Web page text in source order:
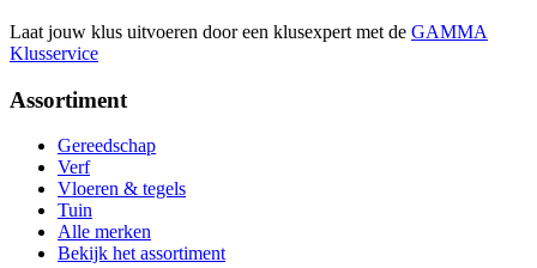
Laat jouw klus uitvoeren door een klusexpert met de GAMMA
Klusservice
Assortiment
Gereedschap
Verf
Vloeren & tegels
Tuin
Alle merken
Bekijk het assortiment